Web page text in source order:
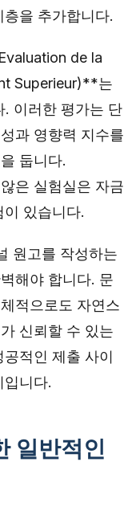
을 추가합니다.
de la
Superieur)**는
. 이러한 평가는 단
과 영향력 지수를
둡니다.
은 실험실은 자금
있습니다.
원고를 작성하는
해야 합니다. 문
적으로도 자연스
신뢰할 수 있는
적인 제출 사이
니다.
일반적인